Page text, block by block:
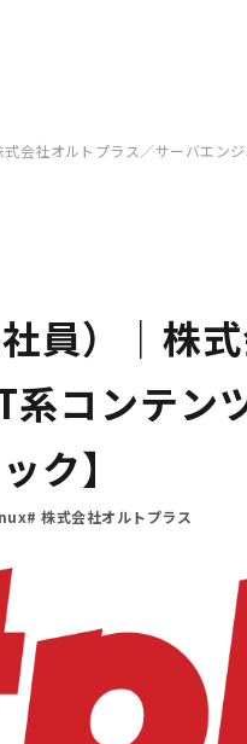
式会社オルトプラス／サーバエン
員）｜株
コンテン
ク】
株式会社オルトプラス